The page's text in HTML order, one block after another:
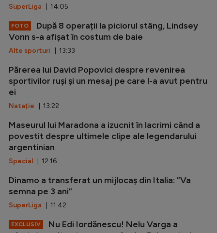
SuperLiga | 14:05
FOTO
După 8 operații la piciorul stâng, Lindsey
Vonn s-a afișat în costum de baie
Alte sporturi | 13:33
Părerea lui David Popovici despre revenirea
sportivilor ruși și un mesaj pe care l-a avut pentru
ei
Natație | 13:22
Maseurul lui Maradona a izucnit în lacrimi când a
povestit despre ultimele clipe ale legendarului
argentinian
Special | 12:16
Dinamo a transferat un mijlocaș din Italia: ”Va
semna pe 3 ani”
SuperLiga | 11:42
EXCLUSIV
Nu Edi Iordănescu! Nelu Varga a